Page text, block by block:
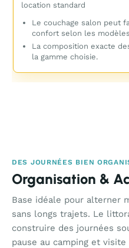
location standard
Le couchage salon peut
confort selon les
La composition exacte
la gamme choisie.
DES JOURNÉES BIEN
Organisation &
Base idéale pour alterner
sans longs trajets. Le
construire des journées
pause au camping et